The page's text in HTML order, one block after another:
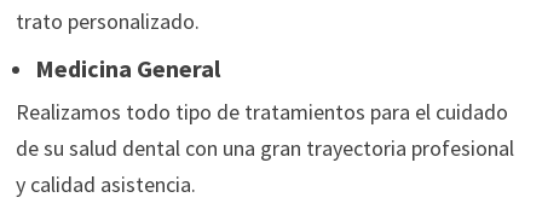
trato personalizado.
Medicina General
Realizamos todo tipo de tratamientos para el cuidado
de su salud dental con una gran trayectoria profesional
y calidad asistencia.